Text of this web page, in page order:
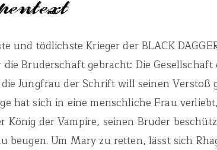
und tödlichste Krieger der BLACK
Bruderschaft gebracht: Die Gesellschaft
Jungfrau der Schrift will seinen Verstoß
hat sich in eine menschliche Frau
König der Vampire, seinen Bruder
beugen. Um Mary zu retten, lässt sich